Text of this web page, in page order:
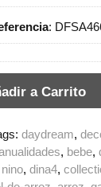
:
a Carrito
daydream
bebe
nino dina4